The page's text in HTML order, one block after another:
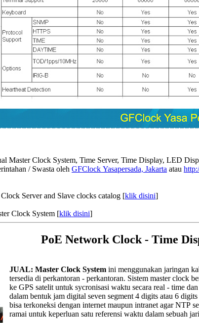
Master Clock System, Time Server, Time Display, LED
/ Swasta oleh GFClock Yasapersada, Jakarta atau
Server and Slave clocks catalog [klik disini]
Clock System [klik disini]
PoE Network Clock - Time
JUAL: Master Clock System ini menggunakan jaringan
tersedia di perkantoran - perkantoran. Sistem master clock
ke GPS satelit untuk sycronisasi waktu secara real - time
dalam bentuk jam digital seven segment 4 digits atau 6
bisa terkoneksi dengan internet maupun intranet agar NTP
ramai untuk keperluan satu referensi waktu dalam sebuah